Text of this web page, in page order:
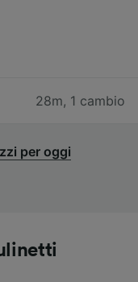
28m, 1 cambio
per oggi